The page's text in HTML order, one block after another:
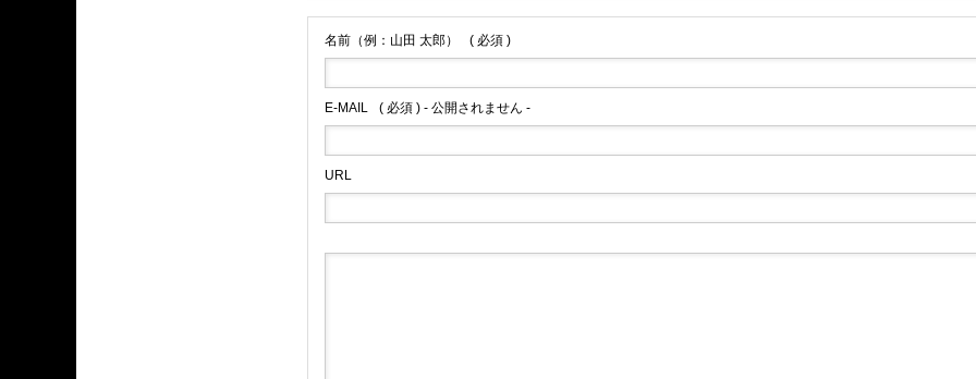
名前（例：山田 太郎） ( 必須 )
E-MAIL ( 必須 ) - 公開されません -
URL